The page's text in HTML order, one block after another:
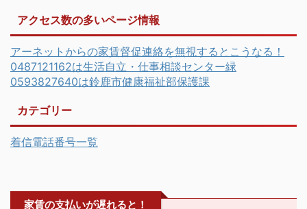
アクセス数の多いページ情報
アーネットからの家賃督促連絡を無視するとこうなる！
0487121162は生活自立・仕事相談センター緑
0593827640は鈴鹿市健康福祉部保護課
カテゴリー
着信電話番号一覧
家賃の支払いが遅れると！